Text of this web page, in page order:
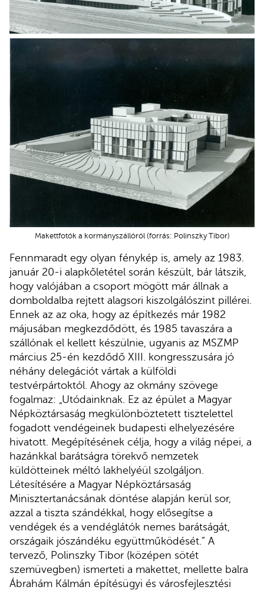
Makettfotók a kormányszállóról (forrás: Polinszky Tibor)
Fennmaradt egy olyan fénykép is, amely az 1983.
január 20-i alapkőletétel során készült, bár látszik,
hogy valójában a csoport mögött már állnak a
domboldalba rejtett alagsori kiszolgálószint pillérei.
Ennek az az oka, hogy az építkezés már 1982
májusában megkezdődött, és 1985 tavaszára a
szállónak el kellett készülnie, ugyanis az MSZMP
március 25-én kezdődő XIII. kongresszusára jó
néhány delegációt vártak a külföldi
testvérpártoktól. Ahogy az okmány szövege
fogalmaz: „Utódainknak. Ez az épület a Magyar
Népköztársaság megkülönböztetett tisztelettel
fogadott vendégeinek budapesti elhelyezésére
hivatott. Megépítésének célja, hogy a világ népei, a
hazánkkal barátságra törekvő nemzetek
küldötteinek méltó lakhelyéül szolgáljon.
Létesítésére a Magyar Népköztársaság
Minisztertanácsának döntése alapján kerül sor,
azzal a tiszta szándékkal, hogy elősegítse a
vendégek és a vendéglátók nemes barátságát,
országaik jószándéku együttműködését.” A
tervező, Polinszky Tibor (középen sötét
szemüvegben) ismerteti a makettet, mellette balra
Ábrahám Kálmán építésügyi és városfejlesztési